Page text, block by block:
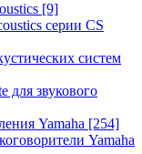
[9]
серии CS
систем
для звукового
Yamaha [254]
Yamaha